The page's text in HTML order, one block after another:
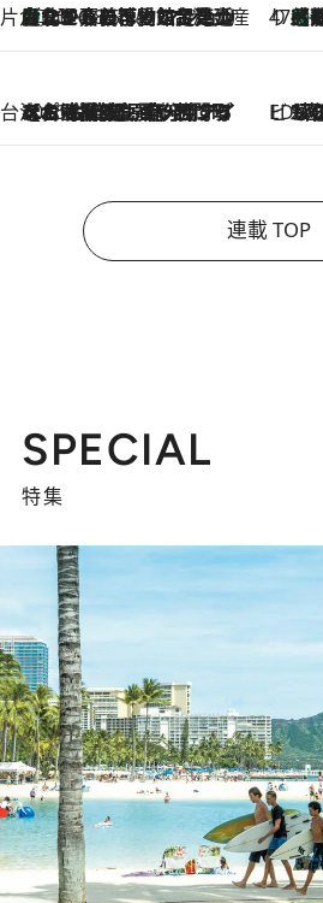
片倉真理のときめく台湾土産
2026.8.5
台北からちょっと足を延ばして嘉義へ！ マジョリカタイルの博物館で見つけたレトロ可愛い台湾土産 47都道府県
【静岡県】こ
台湾ぶらぶら食べ歩き
2026.8.4
【台湾夏旅】買い物するなら“台湾の原宿”西門町へ！ お土産も自分用アイテムも揃うショッピングスポット8選 ビューティい
“落とす”時
連載 TOP
SPECIAL
特集